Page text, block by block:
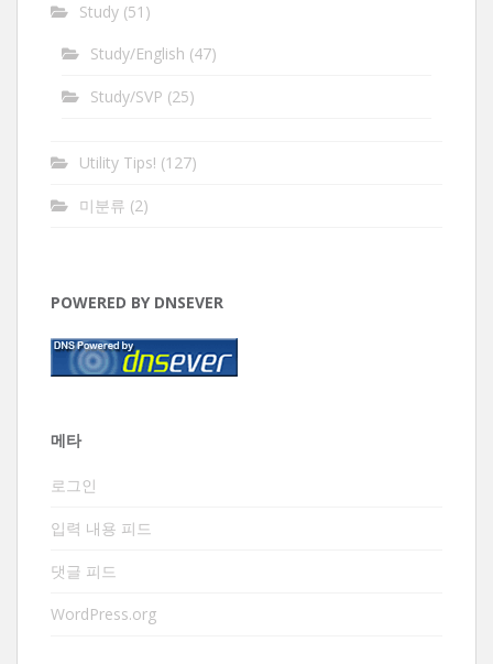
Study (51)
Study/English (47)
Study/SVP (25)
Utility Tips! (127)
미분류 (2)
POWERED BY DNSEVER
메타
로그인
입력 내용 피드
댓글 피드
WordPress.org